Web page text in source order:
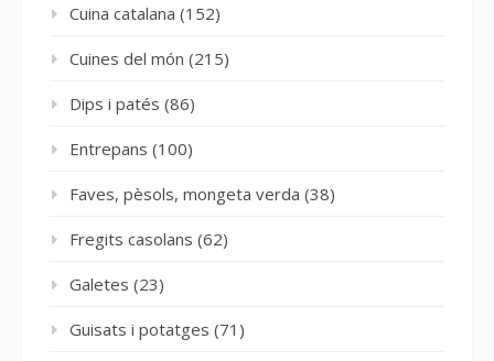
Cuina catalana (152)
Cuines del món (215)
Dips i patés (86)
Entrepans (100)
Faves, pèsols, mongeta verda (38)
Fregits casolans (62)
Galetes (23)
Guisats i potatges (71)